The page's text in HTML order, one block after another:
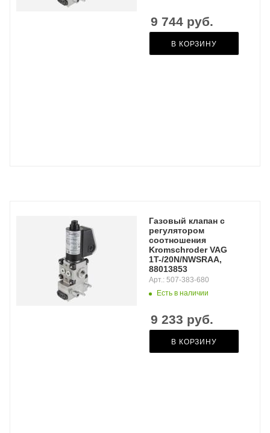
9 744 руб.
В КОРЗИНУ
Газовый клапан с
регулятором
соотношения
Kromschroder VAG
1T-/20N/NWSRAA,
88013853
Есть в наличии
Арт.: 507-383-680
9 233 руб.
В КОРЗИНУ